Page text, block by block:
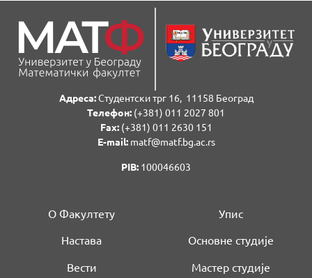
Адреса:Студентски трг 16, 11158 Београд
Телефон: (+381) 011 2027 801
Fаx:(+381) 011 2630 151
E-mail:matf@matf.bg.ac.rs
PIB: 100046603
О Факултету
Настава
Вести
Упис
Основне студије
Мастер студије